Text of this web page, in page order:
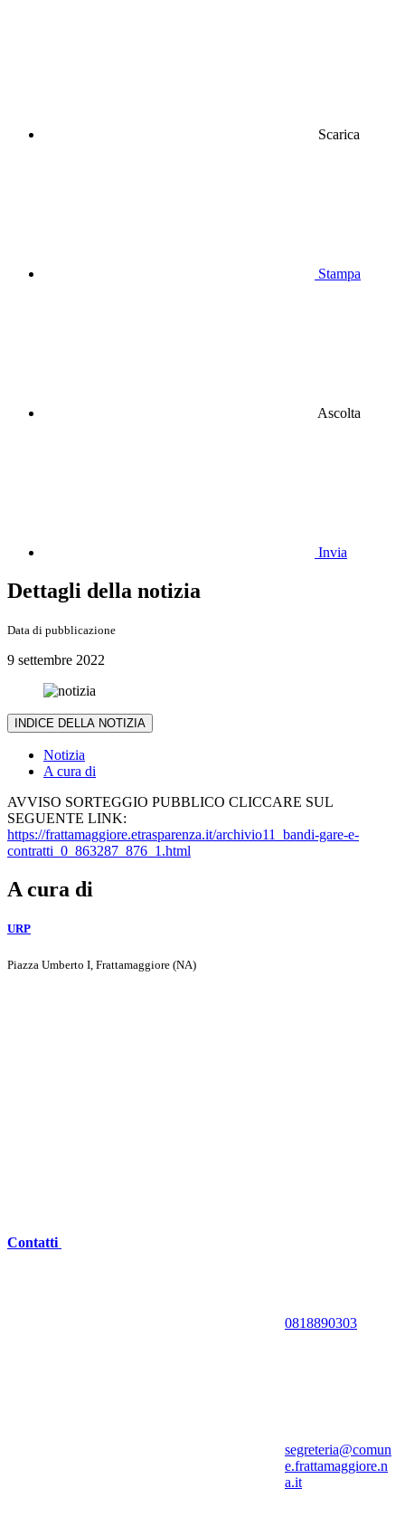
Scarica
Stampa
Ascolta
Invia
Dettagli della notizia
Data di pubblicazione
9 settembre 2022
INDICE DELLA NOTIZIA
Notizia
A cura di
AVVISO SORTEGGIO PUBBLICO CLICCARE SUL
SEGUENTE LINK:
https://frattamaggiore.etrasparenza.it/archivio11_bandi-gare-e-
contratti_0_863287_876_1.html
A cura di
URP
Piazza Umberto I, Frattamaggiore (NA)
Contatti
0818890303
segreteria@comun
e.frattamaggiore.n
a.it